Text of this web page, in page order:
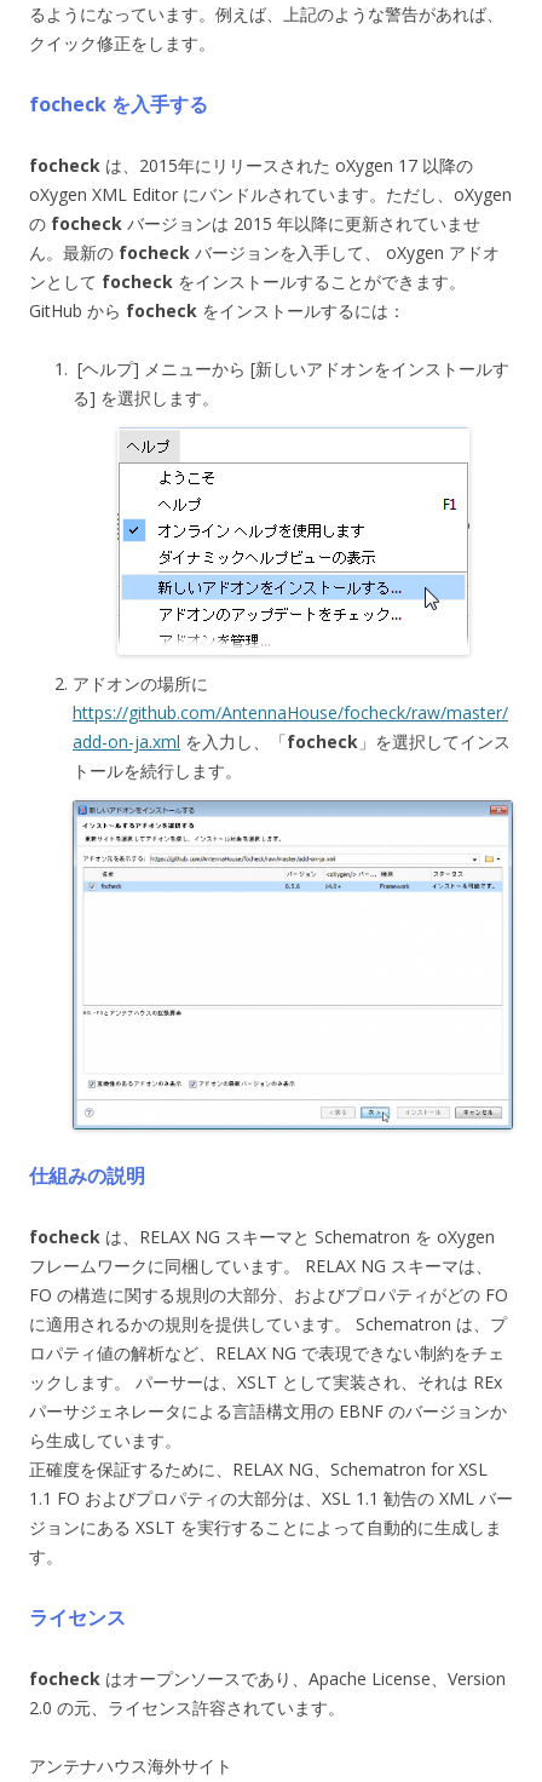
るようになっています。例えば、上記のような警告があれば、
クイック修正をします。
focheck を入手する
focheck は、2015年にリリースされた oXygen 17 以降の
oXygen XML Editor にバンドルされています。ただし、oXygen
の focheck バージョンは 2015 年以降に更新されていませ
ん。最新の focheck バージョンを入手して、 oXygen アドオ
ンとして focheck をインストールすることができます。
GitHub から focheck をインストールするには：
[ヘルプ] メニューから [新しいアドオンをインストールす
る] を選択します。
アドオンの場所に
https://github.com/AntennaHouse/focheck/raw/master/
add-on-ja.xml を入力し、「focheck 」を選択してインス
トールを続行します。
仕組みの説明
focheck は、RELAX NG スキーマと Schematron を oXygen
フレームワークに同梱しています。 RELAX NG スキーマは、
FO の構造に関する規則の大部分、およびプロパティがどの FO
に適用されるかの規則を提供しています。 Schematron は、プ
ロパティ値の解析など、RELAX NG で表現できない制約をチェ
ックします。 パーサーは、XSLT として実装され、それは REx
パーサジェネレータによる言語構文用の EBNF のバージョンか
ら生成しています。
正確度を保証するために、RELAX NG、Schematron for XSL
1.1 FO およびプロパティの大部分は、XSL 1.1 勧告の XML バー
ジョンにある XSLT を実行することによって自動的に生成しま
す。
ライセンス
focheck はオープンソースであり、Apache License、Version
2.0 の元、ライセンス許容されています。
アンテナハウス海外サイト